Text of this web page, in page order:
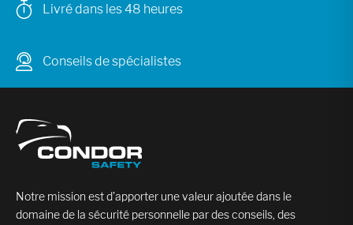
Livré dans les 48 heures
Conseils de spécialistes
Notre mission est d’apporter une valeur ajoutée dans le
domaine de la sécurité personnelle par des conseils, des